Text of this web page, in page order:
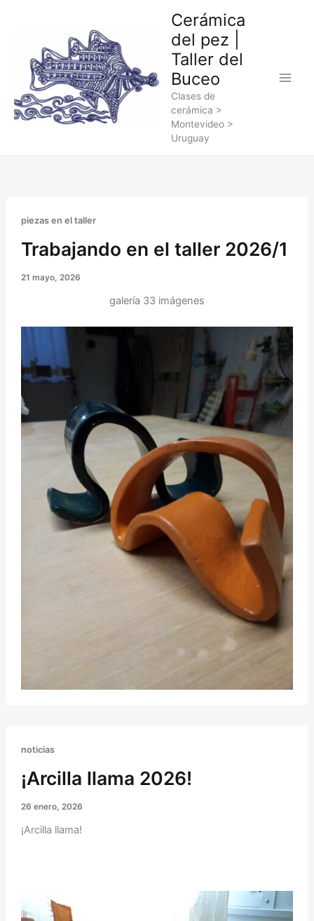
Cerámica
del pez |
Taller del
Buceo
Clases de
cerámica >
Montevideo >
Uruguay
piezas en el taller
Trabajando en el taller 2026/1
21 mayo, 2026
galería 33 imágenes
noticias
¡Arcilla llama 2026!
26 enero, 2026
¡Arcilla llama!